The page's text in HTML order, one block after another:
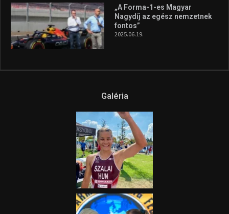
„A Forma-1-es Magyar
Nagydíj az egész nemzetnek
fontos”
2025.06.19.
Galéria